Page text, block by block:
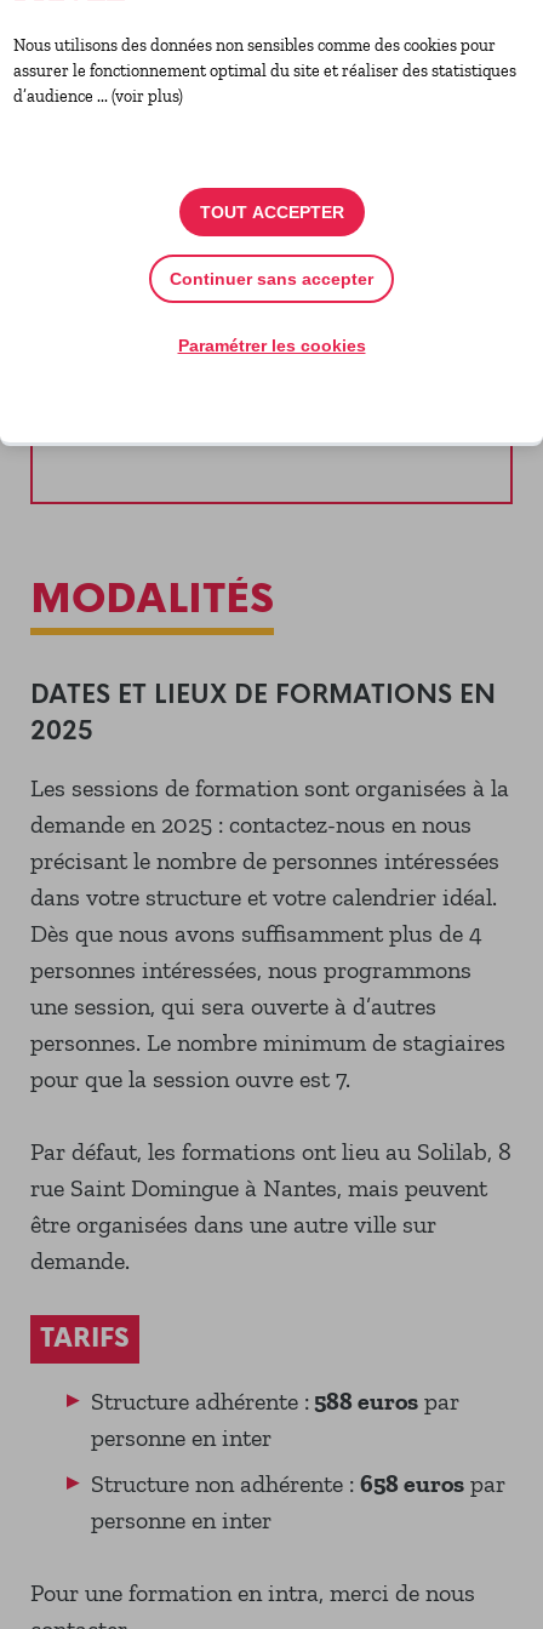
MODALITÉS
DATES ET LIEUX DE FORMATIONS EN
2025
Les sessions de formation sont organisées à la
demande en 2025 : contactez-nous en nous
précisant le nombre de personnes intéressées
dans votre structure et votre calendrier idéal.
Dès que nous avons suffisamment plus de 4
personnes intéressées, nous programmons
une session, qui sera ouverte à d’autres
personnes. Le nombre minimum de stagiaires
pour que la session ouvre est 7.
Par défaut, les formations ont lieu au Solilab, 8
rue Saint Domingue à Nantes, mais peuvent
être organisées dans une autre ville sur
demande.
TARIFS
Structure adhérente :588 euros par
personne en inter
Structure non adhérente : 658 euros par
personne en inter
Pour une formation en intra, merci de nous
Nous utilisons des données non sensibles comme des cookies pour
assurer le fonctionnement optimal du site et réaliser des statistiques
d’audience ... (voir plus)
TOUT ACCEPTER
Continuer sans accepter
Paramétrer les cookies